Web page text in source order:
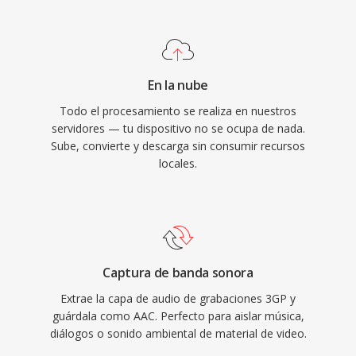
ancho de banda sigue siendo importante.
desde llamadas de voz hasta sonido
por parte de Apple y otros garantiza qué
prácticamente cualquier dispositivo, navegador
y reproductor multimedia actual maneje
contenido AAC de forma nativa sin
En la nube
Todo el procesamiento se realiza en nuestros
servidores — tu dispositivo no se ocupa de nada.
Sube, convierte y descarga sin consumir recursos
locales.
Captura de banda sonora
Extrae la capa de audio de grabaciones 3GP y
guárdala como AAC. Perfecto para aislar música,
diálogos o sonido ambiental de material de video.